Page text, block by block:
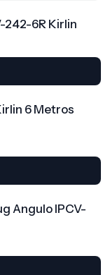
242-6R Kirlin
6 Metros
Angulo IPCV-